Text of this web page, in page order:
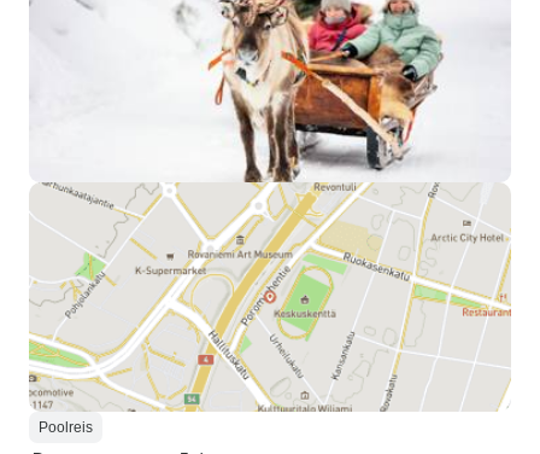
Poolreis